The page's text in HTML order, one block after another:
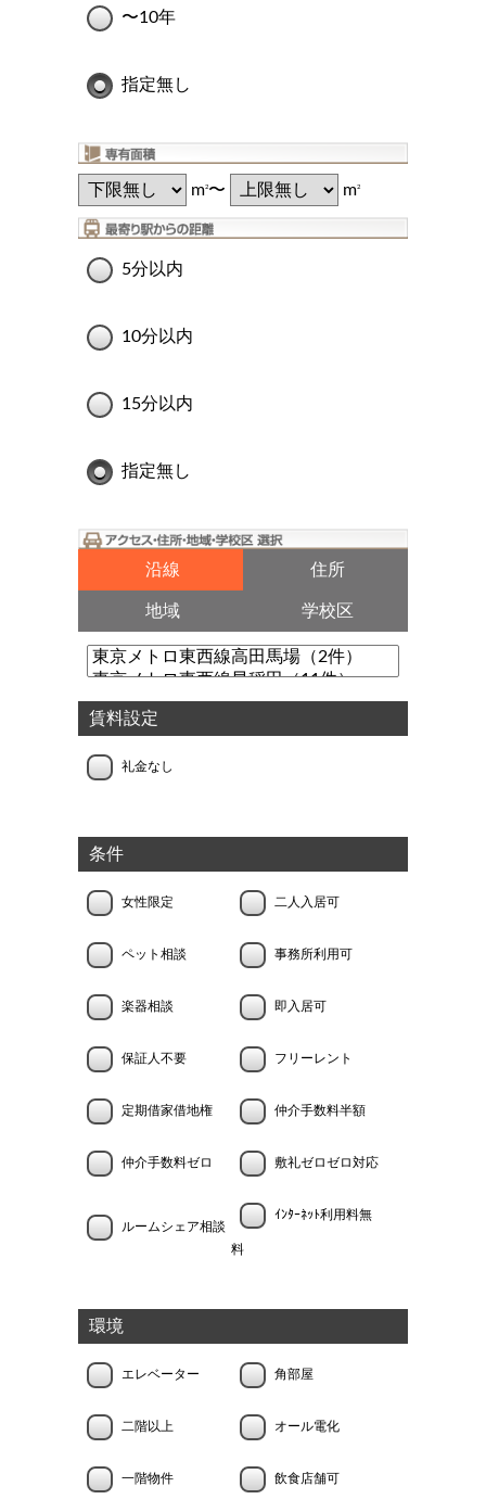
〜10年
指定無し
m2〜 m2
5分以内
10分以内
15分以内
指定無し
沿線 住所
地域 学校区
賃料設定
礼金なし
条件
女性限定 二人入居可
ペット相談 事務所利用可
楽器相談 即入居可
保証人不要 フリーレント
定期借家借地権 仲介手数料半額
仲介手数料ゼロ 敷礼ゼロゼロ対応
ルームシェア相談
ｲﾝﾀｰﾈｯﾄ利用料無
料
環境
エレベーター 角部屋
二階以上 オール電化
一階物件 飲食店舗可